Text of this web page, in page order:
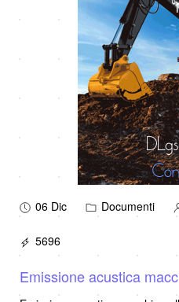
06 Dic Documenti
5696
Emissione acustica